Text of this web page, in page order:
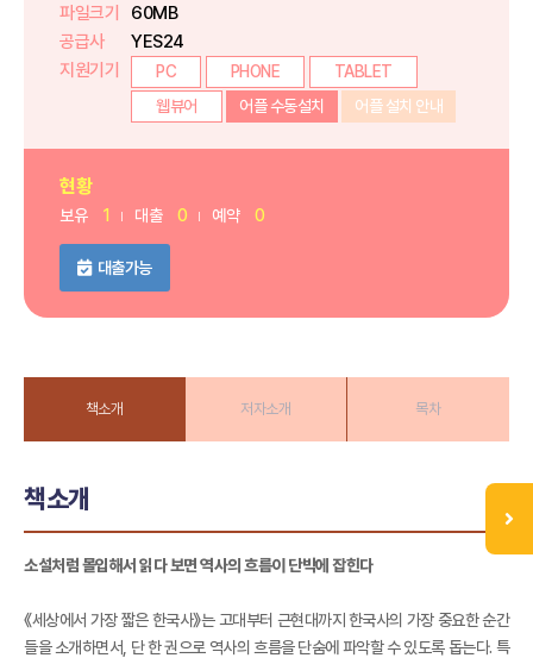
파일크기
60MB
공급사
YES24
지원기기
PC PHONE
TABLET
웹뷰어
어플 수동설치 어플 설치 안내
현황
보유 1 대출 0 예약 0
대출가능
책소개 저자소개 목차
책소개
소설처럼 몰입해서 읽다 보면 역사의 흐름이 단박에 잡힌다
《세상에서 가장 짧은 한국사》는 고대부터 근현대까지 한국사의 가장 중요한 순간
들을 소개하면서, 단 한 권으로 역사의 흐름을 단숨에 파악할 수 있도록 돕는다. 특